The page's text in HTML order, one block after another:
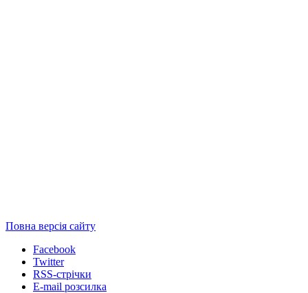
Повна версія сайту
Facebook
Twitter
RSS-стрічки
E-mail розсилка